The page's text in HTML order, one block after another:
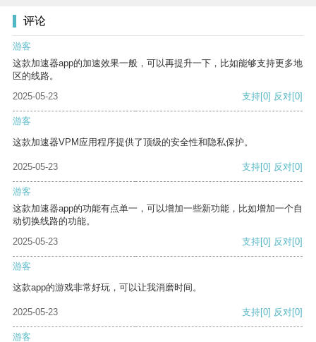
评论
游客
这款加速器app的加速效果一般，可以再提升一下，比如能够支持更多地
区的线路。
2025-05-23
支持[0] 反对[0]
游客
这款加速器VPM应用程序提供了顶级的安全性和隐私保护。
2025-05-23 支持[0] 反对[0]
游客
这款加速器app的功能有点单一，可以增加一些新功能，比如增加一个自
动切换线路的功能。
2025-05-23
支持[0] 反对[0]
游客
这款app的游戏非常好玩，可以让我消磨时间。
2025-05-23 支持[0] 反对[0]
游客